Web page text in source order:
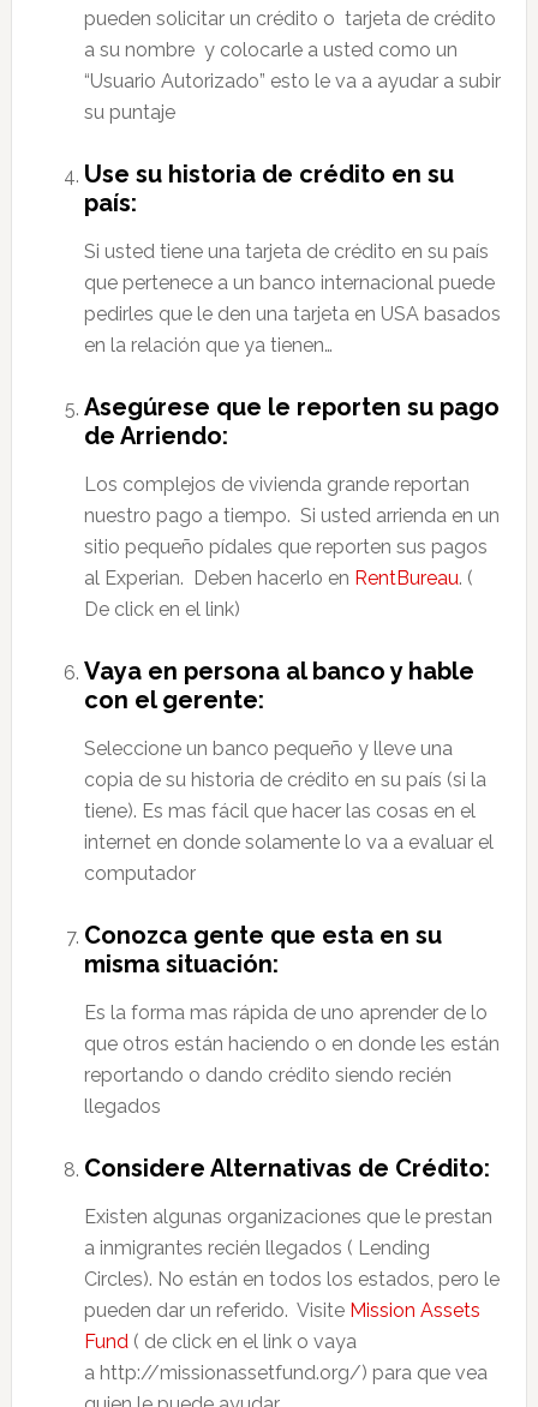
pueden solicitar un crédito o tarjeta de crédito
a su nombre y colocarle a usted como un
“Usuario Autorizado” esto le va a ayudar a subir
su puntaje
Use su historia de crédito en su
país:
Si usted tiene una tarjeta de crédito en su país
que pertenece a un banco internacional puede
pedirles que le den una tarjeta en USA basados
en la relación que ya tienen…
Asegúrese que le reporten su pago
de Arriendo:
Los complejos de vivienda grande reportan
nuestro pago a tiempo. Si usted arrienda en un
sitio pequeño pídales que reporten sus pagos
al Experian. Deben hacerlo en RentBureau. (
De click en el link)
Vaya en persona al banco y hable
con el gerente:
Seleccione un banco pequeño y lleve una
copia de su historia de crédito en su país (si la
tiene). Es mas fácil que hacer las cosas en el
internet en donde solamente lo va a evaluar el
computador
Conozca gente que esta en su
misma situación:
Es la forma mas rápida de uno aprender de lo
que otros están haciendo o en donde les están
reportando o dando crédito siendo recién
llegados
Considere Alternativas de Crédito:
Existen algunas organizaciones que le prestan
a inmigrantes recién llegados ( Lending
Circles). No están en todos los estados, pero le
pueden dar un referido. Visite Mission Assets
Fund( de click en el link o vaya
a http://missionassetfund.org/) para que vea